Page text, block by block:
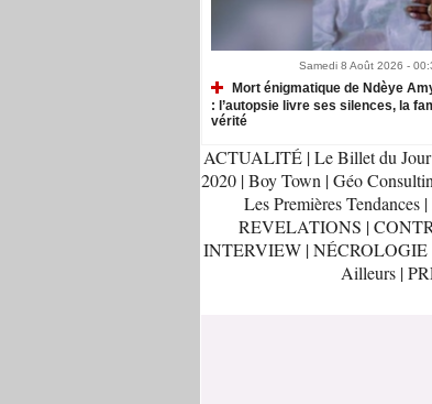
Samedi 8 Août 2026 -
Mort énigmatique de Ndèye
: l’autopsie livre ses silences, la
vérité
ACTUALITÉ |Le Billet du Jour
2020 |Boy Town |Géo
Les Premières Tendances |
REVELATIONS |
INTERVIEW |NÉCROLOGIE
Ailleurs |